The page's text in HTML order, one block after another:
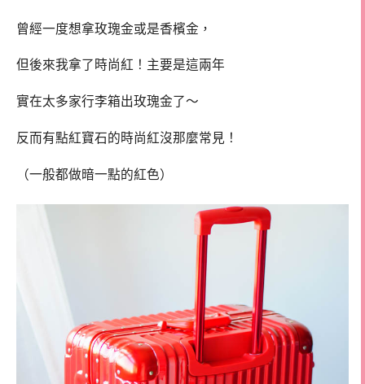
曾經一度想拿玫瑰金或是香檳金，
但後來我拿了時尚紅！主要是這兩年
實在太多家行李箱出玫瑰金了～
反而有點紅寶石的時尚紅沒那麼常見！
（一般都做暗一點的紅色）